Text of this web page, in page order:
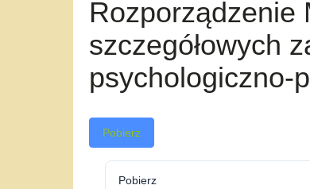
Rozporządzenie
szczegółowych
psychologiczno-
Pobierz
Pobierz